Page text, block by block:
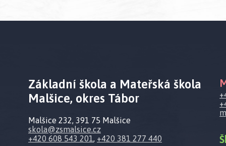
Základní škola a Mateřská škola
Malšice, okres Tábor
Malšice 232, 391 75 Malšice
skola@zsmalsice.cz
+420 608 543 201, +420 381 277 440